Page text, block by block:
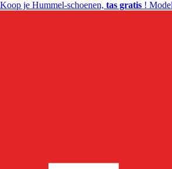
Koop je Hummel-schoenen, tas gratis !